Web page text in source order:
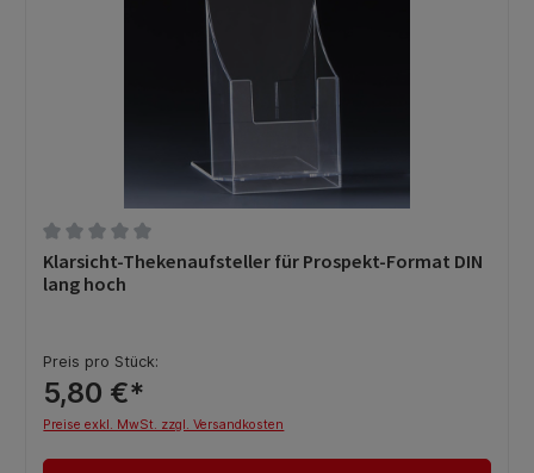
Durchschnittliche Bewertung von 0 von 5 Sternen
Klarsicht-Thekenaufsteller für Prospekt-Format DIN
lang hoch
Preis pro Stück:
5,80 €*
Preise exkl. MwSt. zzgl. Versandkosten